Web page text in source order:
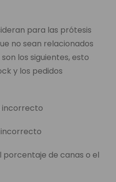
para las prótesis
no sean relacionados
los siguientes, esto
y los pedidos
incorrecto
porcentaje de canas o el